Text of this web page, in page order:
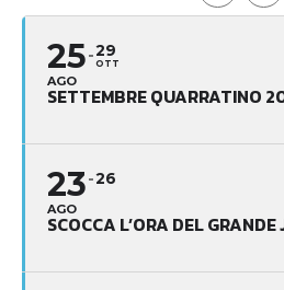
25
AGO
29
OTT
SETTEMBRE QUARRATINO
23
AGO
26
SCOCCA L’ORA DEL GRANDE